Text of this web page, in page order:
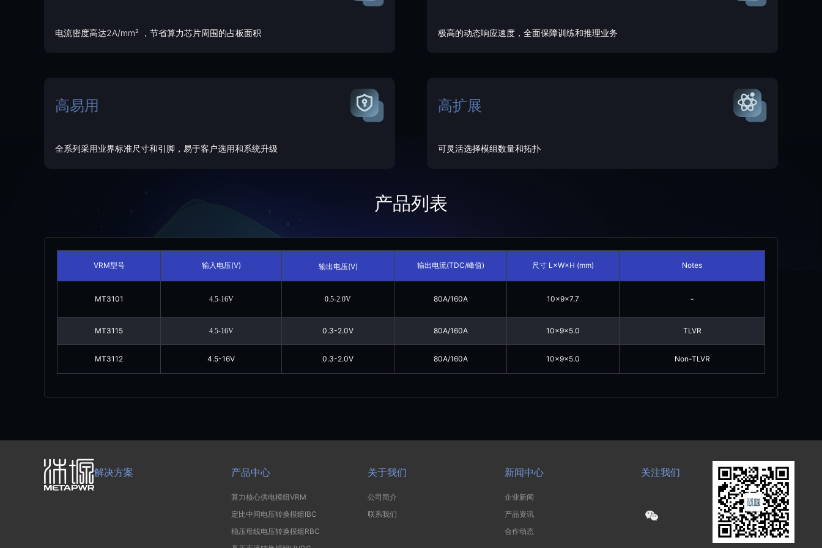
电流密度高达2A/mm² ，节省算力芯片周围的占板面积 极高的动态响应速度，全面保障训练和推理业务
高易用
全系列采用业界标准尺寸和引脚，易于客户选用和系统升级
高扩展
可灵活选择模组数量和拓扑
产品列表
VRM型号 输入电压(V) 输出电压(V) 输出电流(TDC/峰值) 尺寸 L×W×H (mm) Notes
MT3101 4.5-16V 0.5-2.0V 80A/160A 10x9x7.7 -
MT3115 4.5-16V 0.3-2.0V 80A/160A 10x9x5.0 TLVR
MT3112 4.5-16V 0.3-2.0V 80A/160A 10x9x5.0 Non-TLVR
解决方案 产品中心
算力核心供电模组VRM
定比中间电压转换模组IBC
稳压母线电压转换模组RBC
关于我们
公司简介
联系我们
新闻中心
企业新闻
产品资讯
合作动态
关注我们